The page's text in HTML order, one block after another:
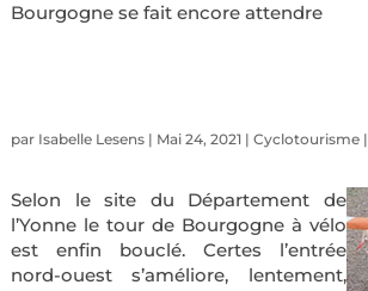
Bourgogne se fait encore attendre
par Isabelle Lesens| Mai 24, 2021| Cyclotourisme|
Selon le site du Département de
l’Yonne le tour de Bourgogne à vélo
est enfin bouclé. Certes l’entrée
nord-ouest s’améliore, lentement,